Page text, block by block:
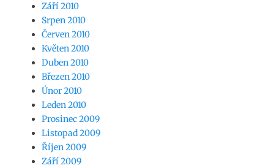
Září 2010
Srpen 2010
Červen 2010
Květen 2010
Duben 2010
Březen 2010
Únor 2010
Leden 2010
Prosinec 2009
Listopad 2009
Říjen 2009
Září 2009